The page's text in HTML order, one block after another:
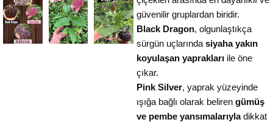
güvenilir gruplardan biridir.
Black Dragon, olgunlaştıkça
sürgün uçlarında siyaha yakın
koyulaşan yaprakları ile öne
çıkar.
Pink Silver, yaprak yüzeyinde
ışığa bağlı olarak beliren gümüş
ve pembe yansımalarıyladikkat